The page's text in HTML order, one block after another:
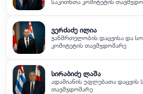
საკითხთა კომიტეტის
ვერძაძე ილია
ჯანმრთელობის დაცვისა და
კომიტეტის თავმჯდომარე
სირაბიძე ლაშა
ადამიანის უფლებათა დაცვის
თავმჯდომარე